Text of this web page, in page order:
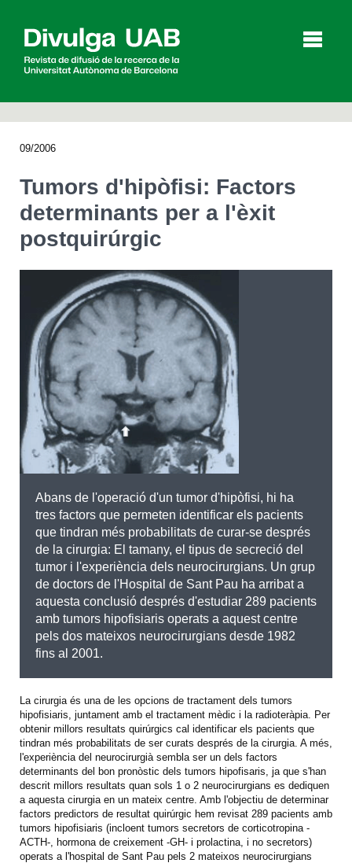
Agenda
English Español
CERCAR
09/2006
Tumors d'hipòfisi: Factors
determinants per a l'èxit
postquirúrgic
Abans de l'operació d'un tumor d'hipòfisi, hi ha
tres factors que permeten identificar els pacients
que tindran més probabilitats de curar-se després
de la cirurgia: El tamany, el tipus de secreció del
tumor i l'experiència dels neurocirurgians. Un grup
de doctors de l'Hospital de Sant Pau ha arribat a
aquesta conclusió després d'estudiar 289 pacients
amb tumors hipofisiaris operats a aquest centre
pels dos mateixos neurocirurgians desde 1982
fins al 2001.
La cirurgia és una de les opcions de tractament dels tumors
hipofisiaris, juntament amb el tractament mèdic i la radioteràpia. Per
obtenir millors resultats quirúrgics cal identificar els pacients que
tindran més probabilitats de ser curats després de la cirurgia. A més,
l'experiència del neurocirurgià sembla ser un dels factors
determinants del bon pronòstic dels tumors hipofisaris, ja que s'han
descrit millors resultats quan sols 1 o 2 neurocirurgians es dediquen
a aquesta cirurgia en un mateix centre. Amb l'objectiu de determinar
factors predictors de resultat quirúrgic hem revisat 289 pacients amb
tumors hipofisiaris (incloent tumors secretors de corticotropina -
ACTH-, hormona de creixement -GH- i prolactina, i no secretors)
operats a l'hospital de Sant Pau pels 2 mateixos neurocirurgians